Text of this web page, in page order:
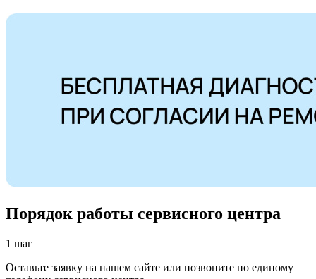
Порядок работы сервисного центра
1 шаг
Оставьте заявку на нашем сайте или позвоните по единому